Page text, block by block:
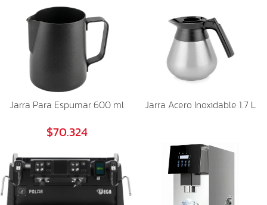
Jarra Para Espumar 600 ml
$70.324
Jarra Acero Inoxidable 1.7 L